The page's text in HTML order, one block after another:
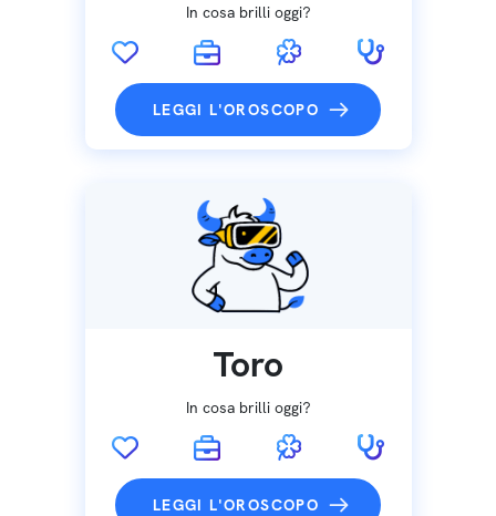
In cosa brilli oggi?
LEGGI L'OROSCOPO
Toro
In cosa brilli oggi?
LEGGI L'OROSCOPO